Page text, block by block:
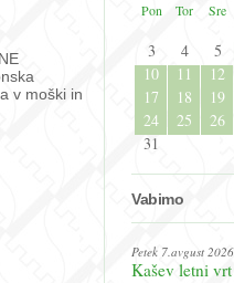
v moški in
Pon
Tor Sre
3
4 5
10
11 12
17
18 19
24
25 26
31
Vabimo
Petek 7.avgust 2026
Kašev letni vrt